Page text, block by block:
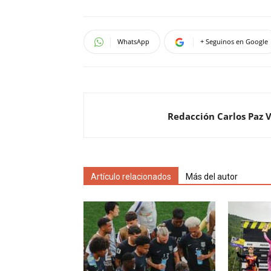
WhatsApp + Seguinos en Google
Redacción Carlos Paz
Artículo relacionados Más del autor